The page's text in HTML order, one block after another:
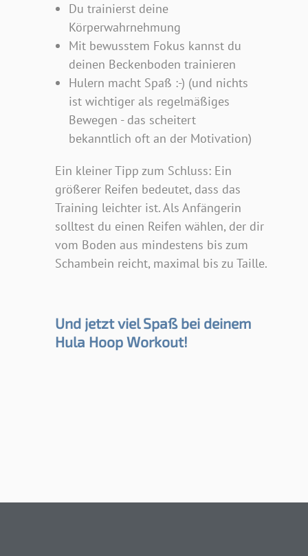
Du trainierst deine
Körperwahrnehmung
Mit bewusstem Fokus kannst du
deinen Beckenboden trainieren
Hulern macht Spaß :-) (und nichts
ist wichtiger als regelmäßiges
Bewegen - das scheitert
bekanntlich oft an der Motivation)
Ein kleiner Tipp zum Schluss: Ein
größerer Reifen bedeutet, dass das
Training leichter ist. Als Anfängerin
solltest du einen Reifen wählen, der dir
vom Boden aus mindestens bis zum
Schambein reicht, maximal bis zu Taille.
Und jetzt viel Spaß bei deinem
Hula Hoop Workout!